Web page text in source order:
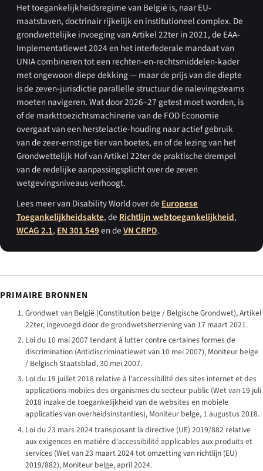
Het toegankelijkheidsregime van België is, naar EU-
maatstaven, doctrinair rijkelijk en institutioneel complex. De
grondwettelijke invoeging van Artikel 22ter in 2021, de EAA-
Implementatiewet 2024 en het interfederale mandaat van
UNIA combineren tot een rechten-en-rechtsmiddelen-kader
met ongewoon diepe dekking — maar de prijs van die diepte
is de zeven-jurisdictie parallelle structuur die nalevingsteams
moeten navigeren. Wat door 2026–27 getest moet worden, is
of de markttoezichtsmachinerie van de FOD Economie
overgaat van een herstelactie-houding naar actief gebruik
van de zeer-ernstige tier van boetes, en of de lezing van het
Grondwettelijk Hof van Artikel 22ter de praktische drempel
van de redelijke aanpassingsplicht over de zeven
wetgevingsniveaus verhoogt.
Lees meer van Disability World over de Europese
Toegankelijkheidsakte, de Richtlijn webtoegankelijkheid,
WCAG 2.1, EN 301 549en deVN CRPD.
PRIMAIRE BRONNEN
Grondwet van België (Constitution belge / Belgische Grondwet), Artikel
22ter, ingevoegd door de grondwetsherziening van 17 maart 2021.
Loi du 10 mai 2007 tendant à lutter contre certaines formes de
discrimination (Antidiscriminatiewet van 10 mei 2007), Moniteur belge
/ Belgisch Staatsblad, 30 mei 2007.
Loi du 19 juillet 2018 relative à l'accessibilité des sites internet et des
applications mobiles des organismes du secteur public (Wet van 19 juli
2018 inzake de toegankelijkheid van de websites en mobiele
applicaties van overheidsinstanties), Moniteur belge, 1 augustus 2018.
Loi du 23 mars 2024 transposant la directive (UE) 2019/882 relative
aux exigences en matière d'accessibilité applicables aux produits et
services (Wet van 23 maart 2024 tot omzetting van richtlijn (EU)
2019/882), Moniteur belge, april 2024.